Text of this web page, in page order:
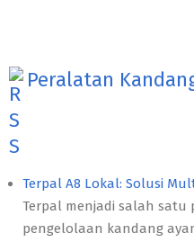
Peralatan
Terpal A8 Lokal: Solusi
Terpal menjadi salah
pengelolaan kandang